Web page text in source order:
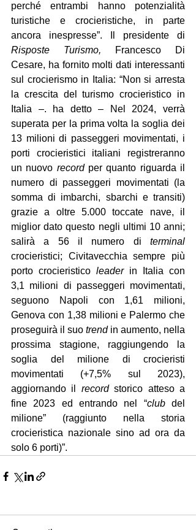
perché entrambi hanno potenzialità
turistiche e crocieristiche, in parte
Risposte Turismo,
Francesco Di
Cesare, ha fornito molti dati interessanti
sul crocierismo in Italia: “Non si arresta
la crescita del turismo crocieristico in
Italia –. ha detto – Nel 2024, verrà
superata per la prima volta la soglia dei
13 milioni di passeggeri movimentati, i
porti crocieristici italiani registreranno
un nuovo record per quanto riguarda il
numero di passeggeri movimentati (la
somma di imbarchi, sbarchi e transiti)
grazie a oltre 5.000 toccate nave, il
miglior dato questo negli ultimi 10 anni;
salirà a 56 il numero di terminal
crocieristici; Civitavecchia sempre più
porto crocieristico leader in Italia con
3,1 milioni di passeggeri movimentati,
seguono Napoli con 1,61 milioni,
Genova con 1,38 milioni e Palermo che
proseguirà il suo trend in aumento, nella
prossima stagione, raggiungendo la
soglia del milione di crocieristi
movimentati (+7,5% sul 2023),
aggiornando il record storico atteso a
fine 2023 ed entrando nel “club del
milione” (raggiunto nella storia
crocieristica nazionale sino ad ora da
solo 6 porti)”.